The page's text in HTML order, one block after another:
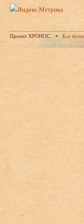
Проект ХРОНОС. Koi